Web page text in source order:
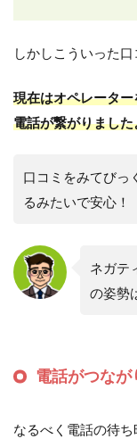
しかしこういった
現在はオペレータ
電話が繋がりました
口コミをみてびっ
るみたいで安心！
ネガテ
の姿勢
電話がつなが
なるべく電話の待ち